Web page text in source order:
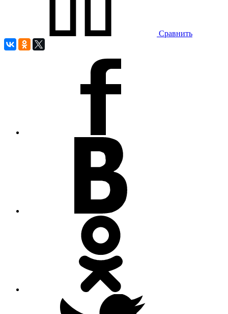
Сравнить